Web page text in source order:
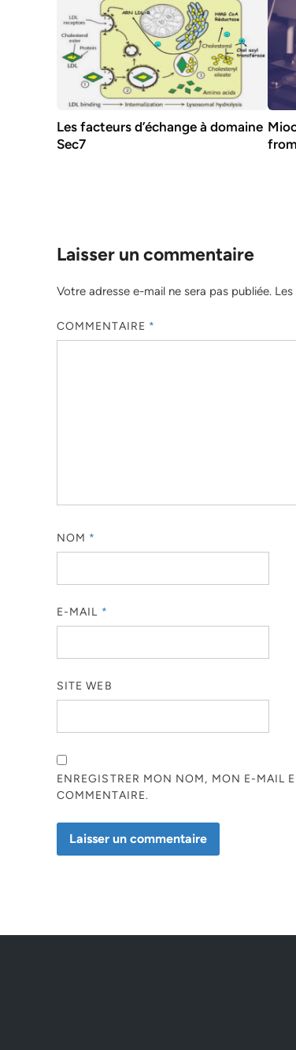
Les facteurs d’échange à domaine
Sec7
Laisser un commentaire
Votre adresse e-mail ne sera pas publiée.
COMMENTAIRE *
NOM *
E-MAIL *
SITE WEB
ENREGISTRER MON NOM, MON E-MAIL
COMMENTAIRE.